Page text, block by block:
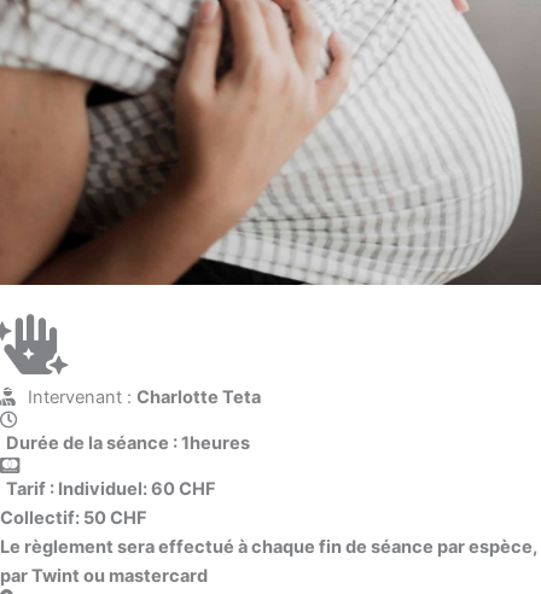
Intervenant :Charlotte Teta
Durée de la séance :1heures
Tarif : Individuel: 60 CHF
Collectif: 50 CHF
Le règlement sera effectué à chaque fin de séance par espèce,
par Twint ou mastercard